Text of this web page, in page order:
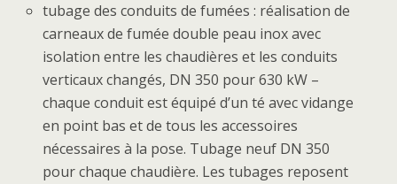
tubage des conduits de fumées : réalisation de
carneaux de fumée double peau inox avec
isolation entre les chaudières et les conduits
verticaux changés, DN 350 pour 630 kW –
chaque conduit est équipé d’un té avec vidange
en point bas et de tous les accessoires
nécessaires à la pose. Tubage neuf DN 350
pour chaque chaudière. Les tubages reposent